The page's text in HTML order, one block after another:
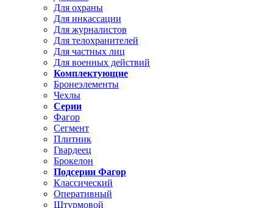
Для охраны
Для инкассации
Для журналистов
Для телохранителей
Для частных лиц
Для военных действий
Комплектующие
Бронеэлементы
Чехлы
Серии
Фагор
Сегмент
Плитник
Гвардеец
Брокелон
Подсерии Фагор
Классический
Оперативный
Штурмовой